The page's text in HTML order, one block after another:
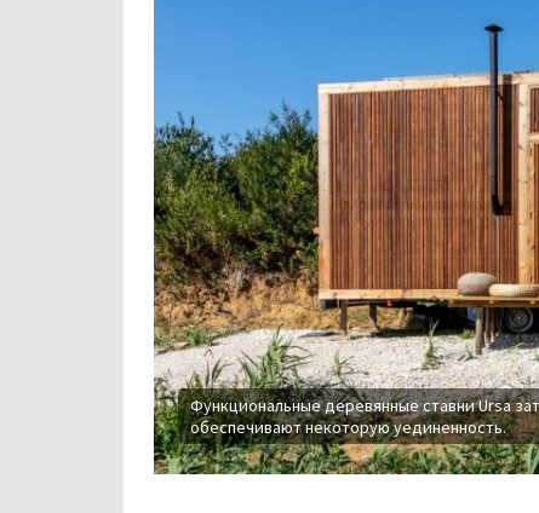
Функциональные деревянные ставни Ursa
обеспечивают некоторую уединенность.